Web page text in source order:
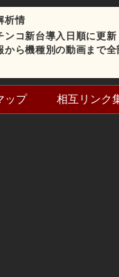
析情
ンコ新台導入日順に更新
ら機種別の動画まで全
ップ 相互リンク